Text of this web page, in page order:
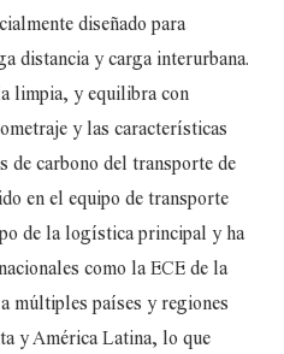
diseñado para
distancia y carga interurbana.
limpia, y equilibra con
y las características
de carbono del transporte de
en el equipo de transporte
de la logística principal y ha
como la ECE de la
múltiples países y regiones
y América Latina, lo que